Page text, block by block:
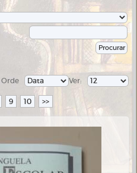
Ver:
Orde
9 10 >>